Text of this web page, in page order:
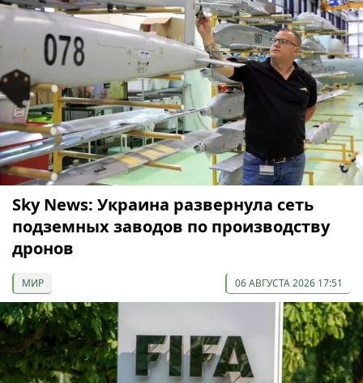
Sky News: Украина развернула сеть
подземных заводов по производству
дронов
МИР 06 АВГУСТА 2026 17:51